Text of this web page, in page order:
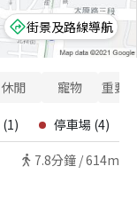
街景及路線導航
休閒 寵物 重要
(1) 停車場 (4)
7.8分鐘 /614m